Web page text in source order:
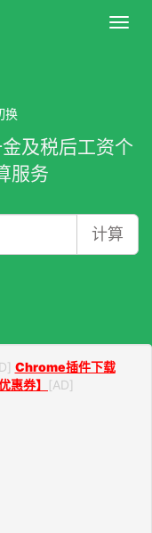
换
及税后工资个
服务
计算
Chrome插件下载
惠券】 [AD]